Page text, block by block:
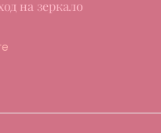
на зеркало